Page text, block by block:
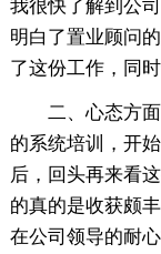
我很快了解到公
明白了置业顾问
了这份工作，同
二、心态方面
的系统培训，开
后，回头再来看
的真的是收获颇
在公司领导的耐